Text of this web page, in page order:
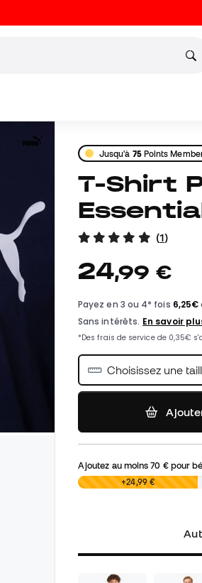
Jusqu'à 75Points
T-Shirt Puma
(1)
24,99 €
Choisissez une
Ajoutez au moins70 €pour
0,00 € +24,99 €